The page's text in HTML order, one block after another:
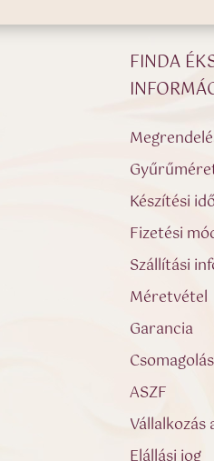
FINDA
Készítési
Fizetési
Szállítási
Méretvétel
Garancia
Csomagolás
ASZF
Vállalkozás